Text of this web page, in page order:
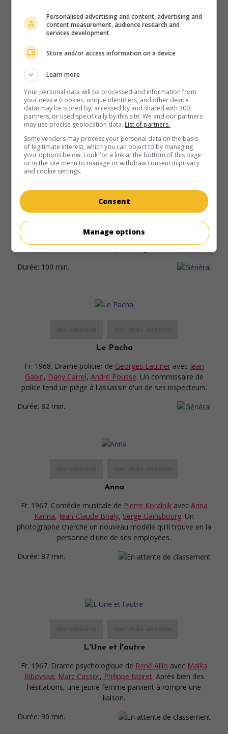
au cinéma sur mes écrans
Ce sacré grand-père
Fr. 1968. Comédie de moeursde Jacques Poitrenaud
Michel Simon
grand-père s'emploie à raccommoder le ménage de son
Durée: 88 min.
Slogan
Fr. 1968. Comédie dramatiquede Pierre Grimblat avec
Serge Gainsbourg
. Un réalisateur
de films publicitaires quitte son épouse et sa fille pour aller
vivre avec une jeune Anglaise.
Durée: 100 min.
Le Pacha
Fr. 1968. Drame policier de Georges Lautner avec Jean
Gabin, Dany Carrel, André Pousse. Un commissaire de
police tend un piège à l'assassin d'un de ses inspecteurs.
Durée: 82 min.
Anna
Fr. 1967. Comédie musicale de Pierre Koralnik avec Anna
Karina, Jean-Claude Brialy, Serge Gainsbourg. Un
photographe cherche un nouveau modèle qu'il trouve en la
personne d'une de ses employées.
Durée: 87 min.
L'Une et l'autre
Fr. 1967. Drame psychologique de René Allio avec Malka
Ribovska, Marc Cassot, Philippe Noiret. Après bien des
hésitations, une jeune femme parvient à rompre une
liaison.
Durée: 90 min.
Personalised advertising and content, advertising and
content measurement, audience research and
services development
Store and/or access information on a device
Learn more
Your personal data will be processed and information from
your device (cookies, unique identifiers, and other device
data) may be stored by, accessed by and shared with 300
partners, or used specifically by this site. We and our partners
may use precise geolocation data. List of partners.
Some vendors may process your personal data on the basis
of legitimate interest, which you can object to by managing
your options below. Look for a link at the bottom of this page
or in the site menu to manage or withdraw consent in privacy
and cookie settings.
Consent
Manage options